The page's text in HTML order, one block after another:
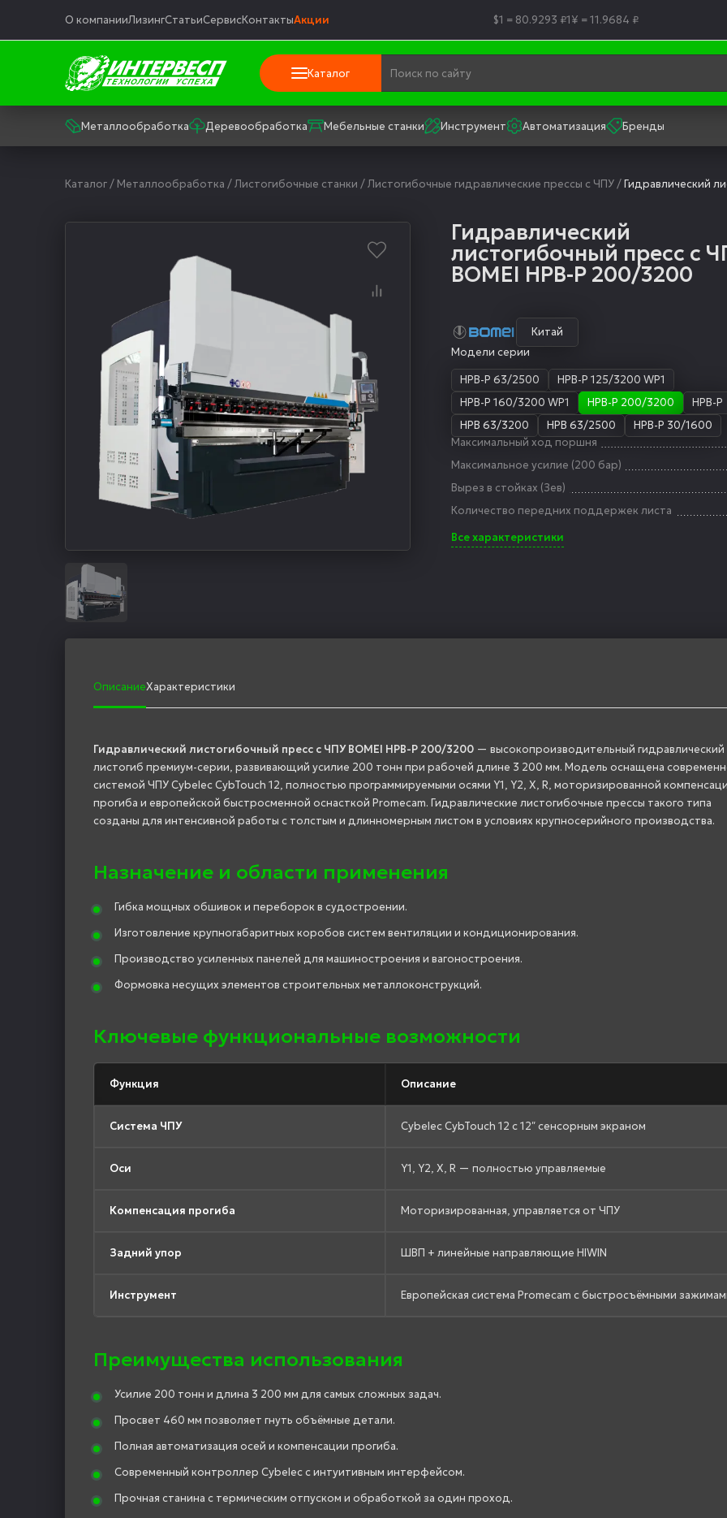
О компанииЛизингСтатьиСервисКонтактыАкции $1 = 80.9293 ₽1¥ = 11.9684 ₽
Каталог
Металлообработка Деревообработка Мебельные станки Инструмент Автоматизация Бренды
Каталог/ Металлообработка /Листогибочные станки /Листогибочные гидравлические прессы с ЧПУ/Гидравлический
Гидравлический
листогибочный пресс с
BOMEI HPB-P 200/3200
Китай
Модели серии
HPB-P 63/2500
HPB-P 125/3200 WP1
HPB-P 160/3200 WP1
HPB-P 200/3200
HPB-P
HPB 63/3200
HPB 63/2500
HPB-P 30/1600
Максимальный ход поршня
Максимальное усилие (200 бар)
Вырез в стойках (Зев)
Количество передних поддержек листа
Все характеристики
ОписаниеХарактеристики
Гидравлический листогибочный пресс с ЧПУ BOMEI HPB-P 200/3200 — высокопроизводительный гидравлический
листогиб премиум-серии, развивающий усилие 200 тонн при рабочей длине 3 200 мм. Модель оснащена
системой ЧПУ Cybelec CybTouch 12, полностью программируемыми осями Y1, Y2, X, R, моторизированной
прогиба и европейской быстросменной оснасткой Promecam. Гидравлические листогибочные прессы такого типа
созданы для интенсивной работы с толстым и длинномерным листом в условиях крупносерийного производства.
Назначение и области применения
Гибка мощных обшивок и переборок в судостроении.
Изготовление крупногабаритных коробов систем вентиляции и кондиционирования.
Производство усиленных панелей для машиностроения и вагоностроения.
Формовка несущих элементов строительных металлоконструкций.
Ключевые функциональные возможности
Функция Описание
Система ЧПУ Cybelec CybTouch 12 с 12″ сенсорным экраном
Оси Y1, Y2, X, R — полностью управляемые
Компенсация прогиба Моторизированная, управляется от ЧПУ
Задний упор ШВП + линейные направляющие HIWIN
Инструмент Европейская система Promecam с быстросъёмными
Преимущества использования
Усилие 200 тонн и длина 3 200 мм для самых сложных задач.
Просвет 460 мм позволяет гнуть объёмные детали.
Полная автоматизация осей и компенсации прогиба.
Современный контроллер Cybelec с интуитивным интерфейсом.
Прочная станина с термическим отпуском и обработкой за один проход.